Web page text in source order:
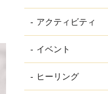
アクティビティ
イベント
ヒーリング